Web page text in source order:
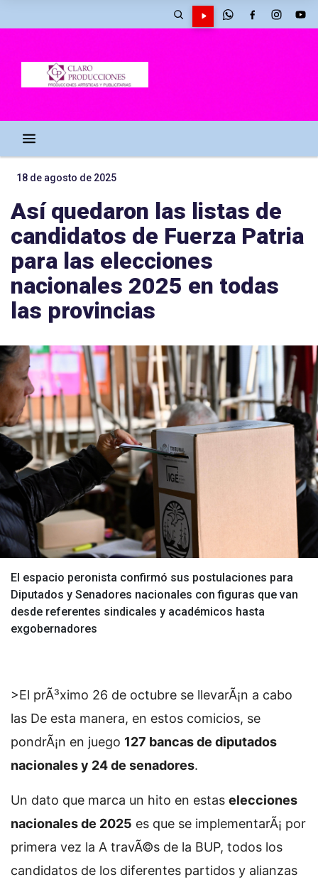
18 de agosto de 2025
Así quedaron las listas de
candidatos de Fuerza Patria
para las elecciones
nacionales 2025 en todas
las provincias
El espacio peronista confirmó sus postulaciones para
Diputados y Senadores nacionales con figuras que van
desde referentes sindicales y académicos hasta
exgobernadores
>El prÃ³ximo 26 de octubre se llevarÃ¡n a cabo
las De esta manera, en estos comicios, se
pondrÃ¡n en juego 127 bancas de diputados
nacionales y 24 de senadores.
Un dato que marca un hito en estas elecciones
nacionales de 2025 es que se implementarÃ¡ por
primera vez la A travÃ©s de la BUP, todos los
candidatos de los diferentes partidos y alianzas